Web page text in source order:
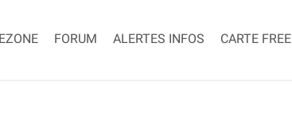
FORUM ALERTES INFOS CARTE FREE